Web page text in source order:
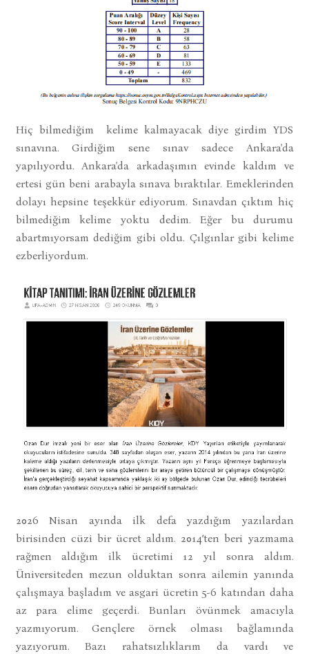
Hiç bilmediğim kelime kalmayacak diye girdim YDS
sınavına. Girdiğim sene sınav sadece Ankara'da
yapılıyordu. Ankara'da arkadaşımın evinde kaldım ve
ertesi gün beni arabayla sınava bıraktılar. Emeklerinden
dolayı hepsine teşekkür ediyorum. Sınavdan çıktım hiç
bilmediğim kelime yoktu dedim. Eğer bu durumu
abartmıyorsam dediğim gibi oldu. Çılgınlar gibi kelime
ezberliyordum.
2026 Nisan ayında ilk defa yazdığım yazılardan
birisinden cüzi bir ücret aldım. 2014’ten beri yazmama
rağmen aldığım ilk ücretimi 12 yıl sonra aldım.
Üniversiteden mezun olduktan sonra ailemin yanında
çalışmaya başladım ve asgari ücretin 5-6 katından daha
az para elime geçerdi. Bunları övünmek amacıyla
yazmıyorum. Gençlere örnek olması bağlamında
yazıyorum. Bazı rahatsızlıklarım da vardı ve